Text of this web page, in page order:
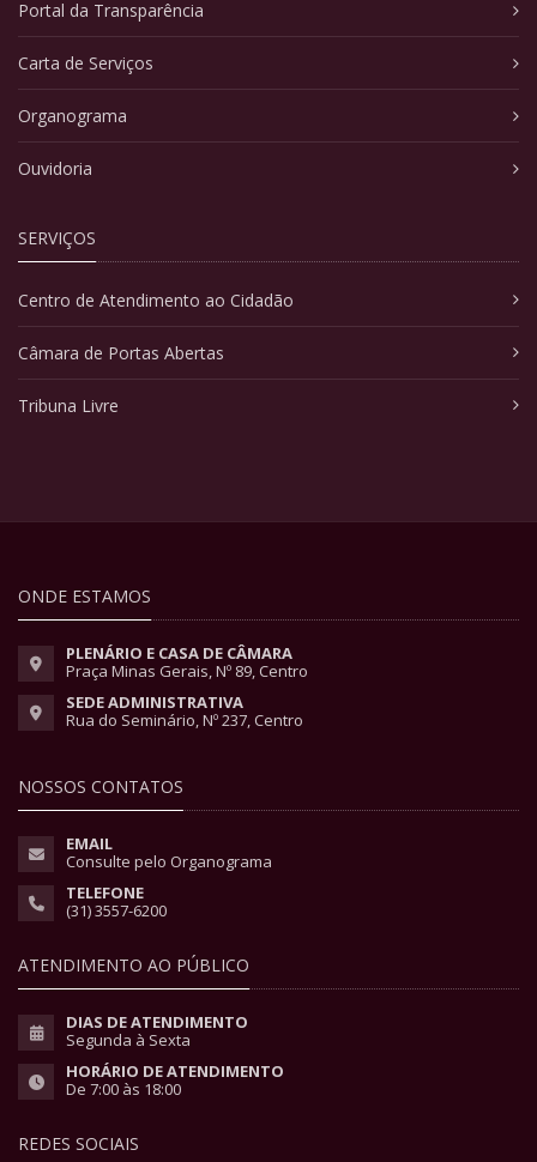
Portal da Transparência
Carta de Serviços
Organograma
Ouvidoria
SERVIÇOS
Centro de Atendimento ao Cidadão
Câmara de Portas Abertas
Tribuna Livre
ONDE ESTAMOS
PLENÁRIO E CASA DE CÂMARA
Praça Minas Gerais, Nº 89, Centro
SEDE ADMINISTRATIVA
Rua do Seminário, Nº 237, Centro
NOSSOS CONTATOS
EMAIL
Consulte pelo Organograma
TELEFONE
(31) 3557-6200
ATENDIMENTO AO PÚBLICO
DIAS DE ATENDIMENTO
Segunda à Sexta
HORÁRIO DE ATENDIMENTO
De 7:00 às 18:00
REDES SOCIAIS